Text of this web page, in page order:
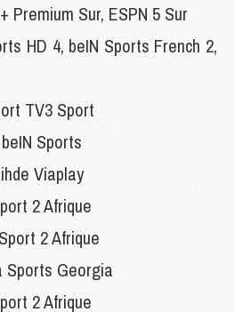
Premium Sur, ESPN 5 Sur
HD 4, beIN Sports French 2,
TV3 Sport
Sports
Viaplay
2 Afrique
2 Afrique
Sports Georgia
2 Afrique